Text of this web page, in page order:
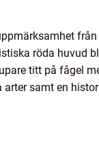
röda huvud
titt på fågel
samt en